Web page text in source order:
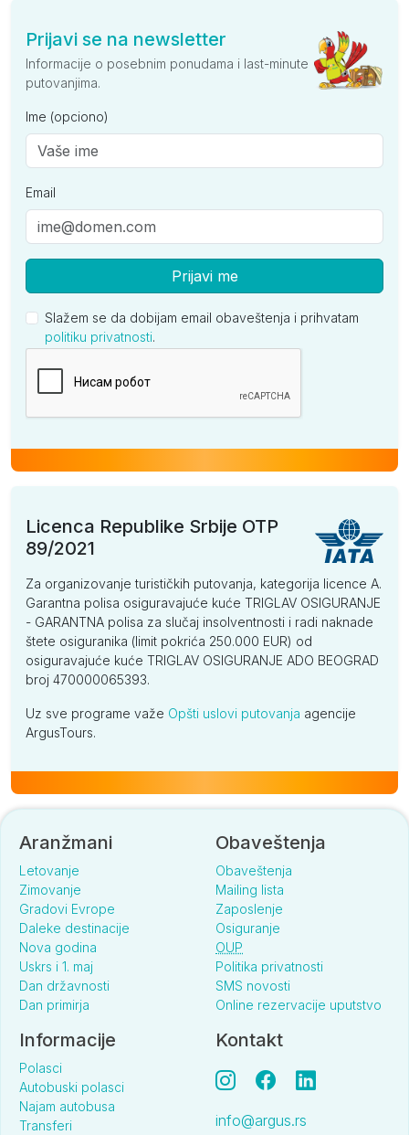
Prijavi se na newsletter
Informacije o posebnim ponudama i last-minute
putovanjima.
Ime (opciono)
Email
Prijavi me
Slažem se da dobijam email obaveštenja i prihvatam
politiku privatnosti.
Licenca Republike Srbije OTP
89/2021
Za organizovanje turističkih putovanja, kategorija licence A.
Garantna polisa osiguravajuće kuće TRIGLAV OSIGURANJE
- GARANTNA polisa za slučaj insolventnosti i radi naknade
štete osiguranika (limit pokrića 250.000 EUR) od
osiguravajuće kuće TRIGLAV OSIGURANJE ADO BEOGRAD
broj 470000065393.
Uz sve programe važe Opšti uslovi putovanja agencije
ArgusTours.
Aranžmani
Letovanje
Zimovanje
Gradovi Evrope
Daleke destinacije
Nova godina
Uskrs i 1. maj
Dan državnosti
Dan primirja
Obaveštenja
Obaveštenja
Mailing lista
Zaposlenje
Osiguranje
OUP
Politika privatnosti
SMS novosti
Online rezervacije uputstvo
Informacije
Polasci
Autobuski polasci
Najam autobusa
Transferi
Kontakt
info@argus.rs